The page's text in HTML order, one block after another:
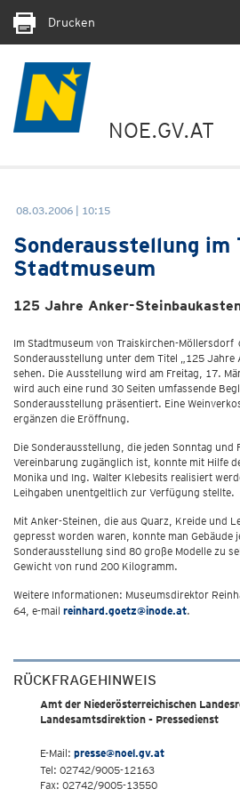
Drucken
NOE.GV.AT
08.03.2006 | 10:15
Sonderausstellung im
Stadtmuseum
125 Jahre Anker-
Im Stadtmuseum von Traiskirchen-
Sonderausstellung unter dem Titel „125 Jahre
sehen. Die Ausstellung wird am Freitag, 17.
wird auch eine rund 30 Seiten umfassende
Sonderausstellung präsentiert. Eine
ergänzen die Eröffnung.
Die Sonderausstellung, die jeden Sonntag und
Vereinbarung zugänglich ist, konnte mit Hilfe
Monika und Ing. Walter Klebesits realisiert
Leihgaben unentgeltlich zur Verfügung stellte.
Mit Anker-Steinen, die aus Quarz, Kreide und
gepresst worden waren, konnte man Gebäude
Sonderausstellung sind 80 große Modelle zu
Gewicht von rund 200 Kilogramm.
Weitere Informationen: Museumsdirektor
64, e-mail reinhard.goetz@inode.at.
RÜCKFRAGEHINWEIS
Amt der Niederösterreichischen
Landesamtsdirektion - Pressedienst
E-Mail: presse@noel.gv.at
Tel: 02742/9005-12163
Fax: 02742/9005-13550